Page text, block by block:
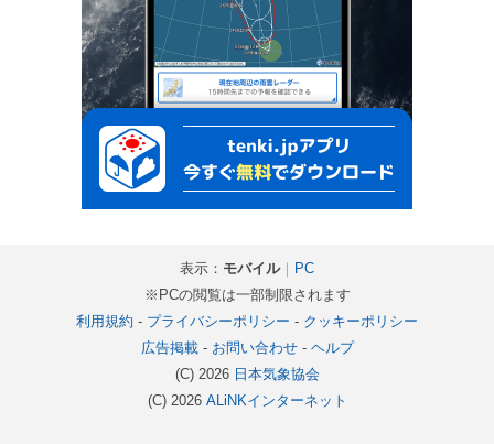
表示： モバイル｜ PC
※PCの閲覧は一部制限されます
利用規約 - プライバシーポリシー - クッキーポリシー
広告掲載- お問い合わせ- ヘルプ
(C) 2026 日本気象協会
(C) 2026 ALiNKインターネット